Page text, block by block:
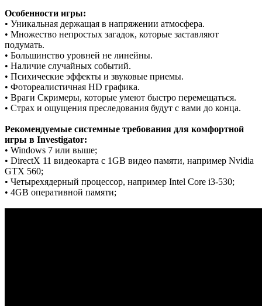
Особенности игры:
• Уникальная держащая в напряжении атмосфера.
• Множество непростых загадок, которые заставляют
подумать.
• Большинство уровней не линейны.
• Наличие случайных событий.
• Психические эффекты и звуковые приемы.
• Фотореалистичная HD графика.
• Враги Скримеры, которые умеют быстро перемещаться.
• Страх и ощущения преследования будут с вами до конца.
Рекомендуемые системные требования для комфортной
игры в Investigator:
• Windows 7 или выше;
• DirectX 11 видеокарта с 1GB видео памяти, например Nvidia
GTX 560;
• Четырехядерный процессор, например Intel Core i3-530;
• 4GB оперативной памяти;